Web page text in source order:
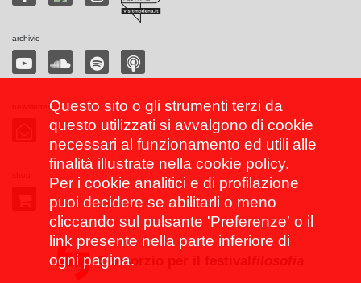
archivio
Consorzio per il festival
Questo sito o gli strumenti terzi da
questo utilizzati si avvalgono di cookie
necessari al funzionamento ed utili alle
finalità illustrate nella cookie policy.
Per i cookie analitici e di profilazione
puoi decidere se abilitarli o meno
cliccando sul pulsante 'Preferenze' o il
link presente nella parte inferiore di
ogni pagina.